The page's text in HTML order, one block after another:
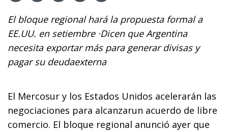
El bloque regional hará la propuesta formal a
EE.UU. en setiembre ·Dicen que Argentina
necesita exportar más para generar divisas y
pagar su deudaexterna
El Mercosur y los Estados Unidos acelerarán las
negociaciones para alcanzarun acuerdo de libre
comercio. El bloque regional anunció ayer que